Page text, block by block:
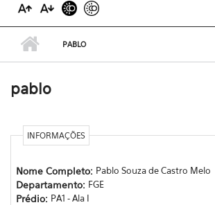
PABLO
pablo
INFORMAÇÕES
Nome Completo: Pablo Souza de Castro Melo
Departamento: FGE
Prédio: PA1 - Ala I